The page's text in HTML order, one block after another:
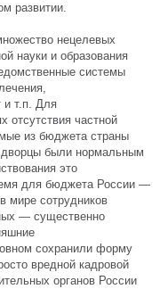
развитии.
нецелевых
науки и образования
системы
и т.п. Для
отсутствия частной
из бюджета страны
были нормальным
это
для бюджета России —
мире сотрудников
— существенно
сохранили форму
вредной кадровой
органов России